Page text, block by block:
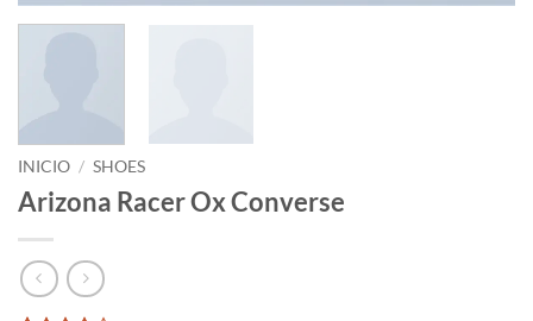
INICIO / SHOES
Arizona Racer Ox Converse